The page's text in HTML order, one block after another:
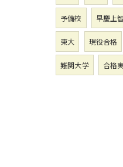
予備校 早慶上智
東大 現役合格
難関大学 合格